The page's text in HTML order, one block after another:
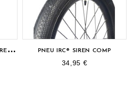
P
NEU TUFO 4TR TUBELESS READY 700X25C PNEU IRC® SIREN COMP
34,95 €